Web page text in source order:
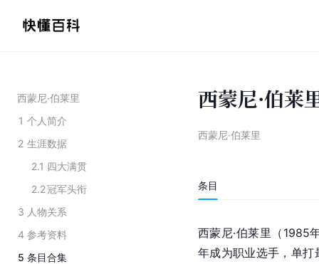
西蒙尼·伯莱里
1 个人简介
2 生涯数据
2.1 四大满贯
2.2冠军头衔
3 人物关系
4 参考资料
5 条目合集
西蒙尼·伯莱
西蒙尼·伯莱里
条目
西蒙尼·伯莱里（1985
年成为职业选手，单